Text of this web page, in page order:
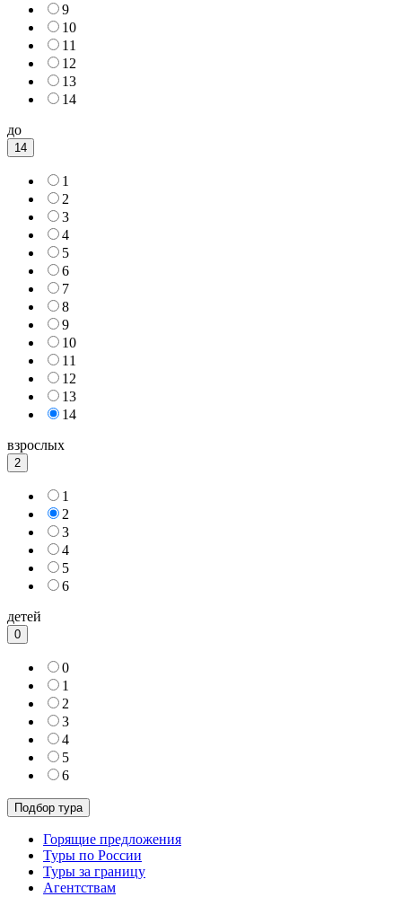
9
10
11
12
13
14
до
14
1
2
3
4
5
6
7
8
9
10
11
12
13
14
взрослых
2
1
2
3
4
5
6
детей
0
0
1
2
3
4
5
6
Горящие предложения
Туры по России
Туры за границу
Агентствам